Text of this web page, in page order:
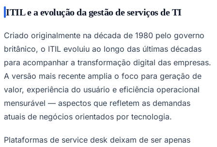
Flamengo
operações sem perder controle.
A certificação ITIL, nesta visão, torna-se um indicativo
de maturidade da plataforma em um mercado cada vez
mais orientado por governança, eficiência e integração
de processos.
Sobre a Setrion
Fundada em 2005, a Setrion Software é uma empresa